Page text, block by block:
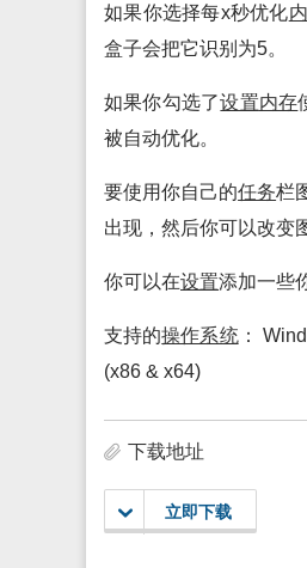
如果你选择每x秒优化
盒子会把它识别为5。
如果你勾选了设置内存
被自动优化。
要使用你自己的任务栏
出现，然后你可以改变
你可以在设置添加一些
支持的操作系统：
(x86 & x64)
下载地址
立即下载